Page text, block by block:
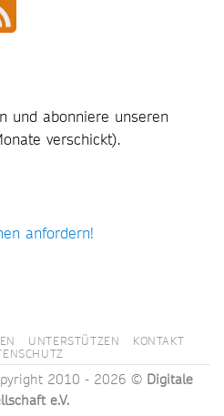
und abonniere unseren
verschickt).
anfordern!
UNTERSTÜTZEN
KONTAKT
2010 - 2026 © Digitale
e.V.